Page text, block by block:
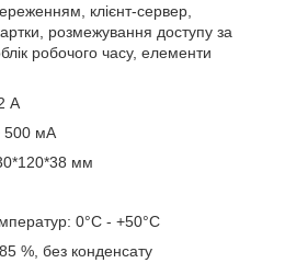
клієнт-сервер,
розмежування доступу за
робочого часу, елементи
А
500 мА
мм
0°С - +50°С
%, без конденсату